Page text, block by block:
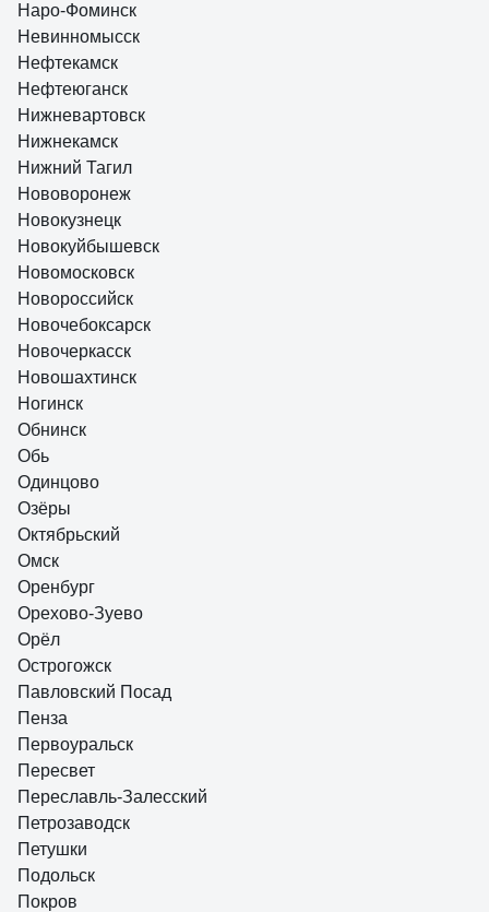
Наро-Фоминск
Невинномысск
Нефтекамск
Нефтеюганск
Нижневартовск
Нижнекамск
Нижний Тагил
Нововоронеж
Новокузнецк
Новокуйбышевск
Новомосковск
Новороссийск
Новочебоксарск
Новочеркасск
Новошахтинск
Ногинск
Обнинск
Обь
Одинцово
Озёры
Октябрьский
Омск
Оренбург
Орехово-Зуево
Орёл
Острогожск
Павловский Посад
Пенза
Первоуральск
Пересвет
Переславль-Залесский
Петрозаводск
Петушки
Подольск
Покров